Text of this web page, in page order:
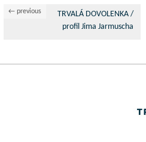
← previous
TRVALÁ DOVOLENKA /
profil Jima Jarmuscha